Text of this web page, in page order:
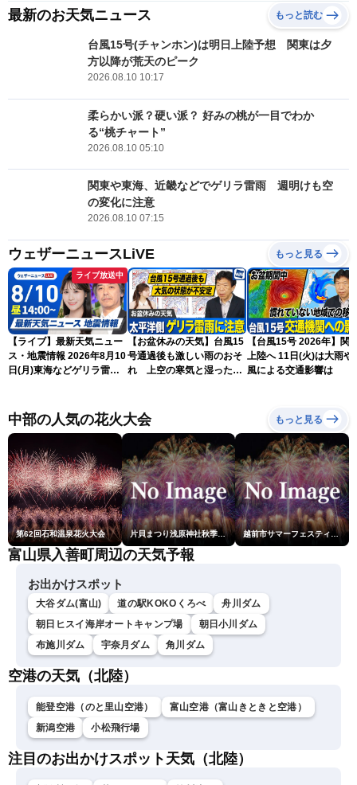
最新のお天気ニュース もっと読む
台風15号(チャンホン)は明日上陸予想 関東は夕
方以降が荒天のピーク
2026.08.10 10:17
柔らかい派？硬い派？ 好みの桃が一目でわか
る“桃チャート”
2026.08.10 05:10
関東や東海、近畿などでゲリラ雷雨 週明けも空
の変化に注意
2026.08.10 07:15
ウェザーニュースLiVE もっと見る
ライブ放送中
【ライブ】最新天気ニュー
ス・地震情報 2026年8月10
日(月)東海などゲリラ雷雨
ースLiVEアフタヌーン・戸
北美月／宇野沢達也〉
【お盆休みの天気】台風15
号通過後も激しい雨のおそ
れ 上空の寒気と湿った空
【台風15号 2026年】関
上陸へ 11日(火)は大雨や
風による交通影響は
中部の人気の花火大会 もっと見る
第62回石和温泉花火大会 片貝まつり浅原神社秋季例大祭奉納大煙火 越前市サマーフェスティバル花火大会
富山県入善町周辺の天気予報
お出かけスポット
大谷ダム(富山) 道の駅KOKOくろべ
舟川ダム
朝日ヒスイ海岸オートキャンプ場
朝日小川ダム
布施川ダム
宇奈月ダム 角川ダム
空港の天気（北陸）
能登空港（のと里山空港）
富山空港（富山きときと空港）
新潟空港
小松飛行場
注目のお出かけスポット天気（北陸）